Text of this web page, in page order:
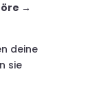
→
deine
sie